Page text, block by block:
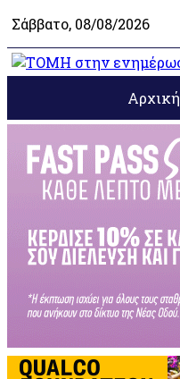
Σάββατο, 08/08/2026
Αρχική